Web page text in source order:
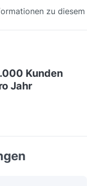
zu
Kunden
Jahr